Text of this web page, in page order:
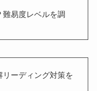
易度レベルを調
リーディング対策を